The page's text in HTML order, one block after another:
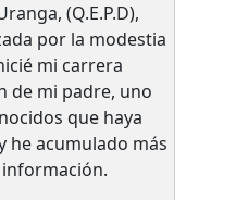
(Q.E.P.D),
por la modestia
mi carrera
de mi padre, uno
que haya
he acumulado más
información.